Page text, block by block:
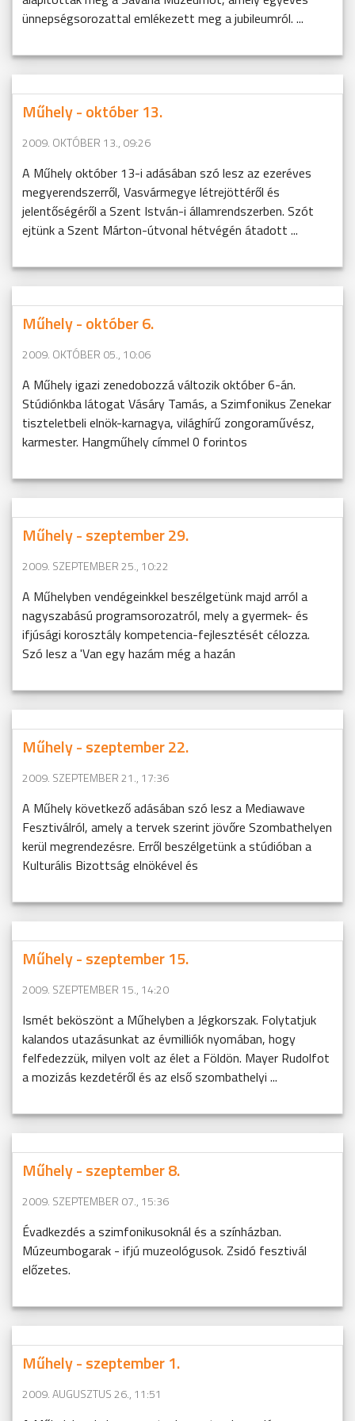
ünnepségsorozattal emlékezett meg a jubileumról. ...
Műhely - október 13.
2009. OKTÓBER 13., 09:26
A Műhely október 13-i adásában szó lesz az ezeréves
megyerendszerről, Vasvármegye létrejöttéről és
jelentőségéről a Szent István-i államrendszerben. Szót
ejtünk a Szent Márton-útvonal hétvégén átadott ...
Műhely - október 6.
2009. OKTÓBER 05., 10:06
A Műhely igazi zenedobozzá változik október 6-án.
Stúdiónkba látogat Vásáry Tamás, a Szimfonikus Zenekar
tiszteletbeli elnök-karnagya, világhírű zongoraművész,
karmester. Hangműhely címmel 0 forintos
Műhely - szeptember 29.
2009. SZEPTEMBER 25., 10:22
A Műhelyben vendégeinkkel beszélgetünk majd arról a
nagyszabású programsorozatról, mely a gyermek- és
ifjúsági korosztály kompetencia-fejlesztését célozza.
Szó lesz a 'Van egy hazám még a hazán
Műhely - szeptember 22.
2009. SZEPTEMBER 21., 17:36
A Műhely következő adásában szó lesz a Mediawave
Fesztiválról, amely a tervek szerint jövőre Szombathelyen
kerül megrendezésre. Erről beszélgetünk a stúdióban a
Kulturális Bizottság elnökével és
Műhely - szeptember 15.
2009. SZEPTEMBER 15., 14:20
Ismét beköszönt a Műhelyben a Jégkorszak. Folytatjuk
kalandos utazásunkat az évmilliók nyomában, hogy
felfedezzük, milyen volt az élet a Földön. Mayer Rudolfot
a mozizás kezdetéről és az első szombathelyi ...
Műhely - szeptember 8.
2009. SZEPTEMBER 07., 15:36
Évadkezdés a szimfonikusoknál és a színházban.
Múzeumbogarak - ifjú muzeológusok. Zsidó fesztivál
előzetes.
Műhely - szeptember 1.
2009. AUGUSZTUS 26., 11:51